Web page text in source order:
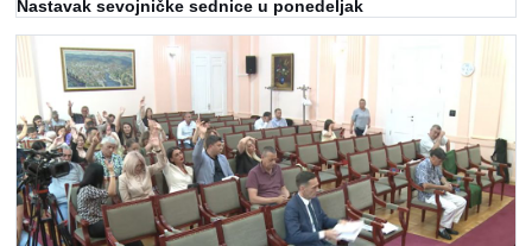
Nastavak sevojničke sednice u ponedeljak